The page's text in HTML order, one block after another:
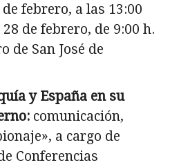
febrero, a las 13:00
de febrero, de 9:00 h.
de San José de
y España en su
comunicación,
a cargo de
Conferencias